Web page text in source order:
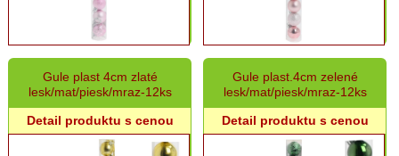
Gule plast 4cm zlaté
lesk/mat/piesk/mraz-12ks
Detail produktu s cenou
Gule plast.4cm zelené
lesk/mat/piesk/mraz-12ks
Detail produktu s cenou